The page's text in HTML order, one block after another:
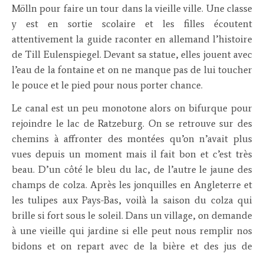
Mölln pour faire un tour dans la vieille ville. Une classe
y est en sortie scolaire et les filles écoutent
attentivement la guide raconter en allemand l’histoire
de Till Eulenspiegel. Devant sa statue, elles jouent avec
l’eau de la fontaine et on ne manque pas de lui toucher
le pouce et le pied pour nous porter chance.
Le canal est un peu monotone alors on bifurque pour
rejoindre le lac de Ratzeburg. On se retrouve sur des
chemins à affronter des montées qu’on n’avait plus
vues depuis un moment mais il fait bon et c’est très
beau. D’un côté le bleu du lac, de l’autre le jaune des
champs de colza. Après les jonquilles en Angleterre et
les tulipes aux Pays-Bas, voilà la saison du colza qui
brille si fort sous le soleil. Dans un village, on demande
à une vieille qui jardine si elle peut nous remplir nos
bidons et on repart avec de la bière et des jus de